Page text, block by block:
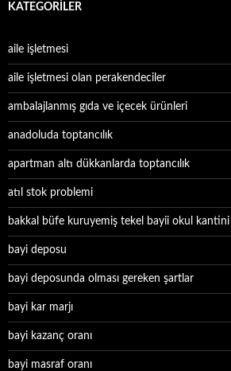
KATEGORILER
aile işletmesi
aile işletmesi olan perakendeciler
ambalajlanmış gıda ve içecek ürünleri
anadoluda toptancılık
apartman altı dükkanlarda toptancılık
atıl stok problemi
bakkal büfe kuruyemiş tekel bayii okul
bayi deposu
bayi deposunda olması gereken şartlar
bayi kar marjı
bayi kazanç oranı
bayi masraf oranı